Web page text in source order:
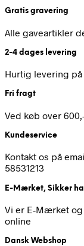
Gratis gravering
Alle gaveartikler
2-4 dages levering
Hurtig levering
Fri fragt
Ved køb over
Kundeservice
Kontakt os på
58531213
E-Mærket, Sikker
Vi er E-Mærket
online
Dansk Webshop